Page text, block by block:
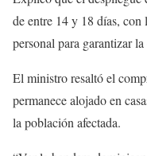
de entre 14 y 18 días,
personal para garantizar
El ministro resaltó el
permanece alojado en
la población afectada.